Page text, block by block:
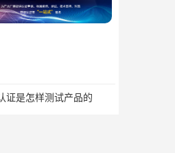
证是怎样测试产品的